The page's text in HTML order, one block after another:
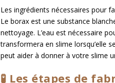
Les ingrédients nécessaires pour
Le borax est une substance
nettoyage. L’eau est nécessaire
transformera en slime lorsqu’elle
peut aider à donner à votre slime
🧪 Les étapes de